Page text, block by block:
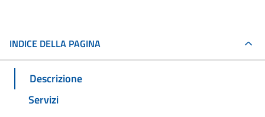
INDICE DELLA PAGINA
Descrizione
Servizi